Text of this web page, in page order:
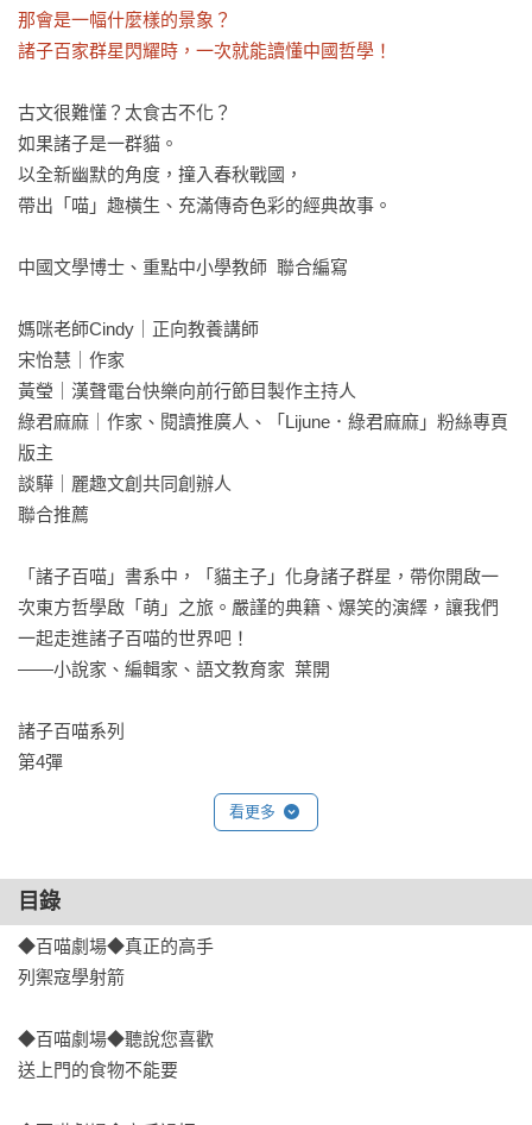
那會是一幅什麼樣的景象？
諸子百家群星閃耀時，一次就能讀懂中國哲學！
古文很難懂？太食古不化？
如果諸子是一群貓。
以全新幽默的角度，撞入春秋戰國，
帶出「喵」趣橫生、充滿傳奇色彩的經典故事。
中國文學博士、重點中小學教師  聯合編寫
媽咪老師Cindy｜正向教養講師
宋怡慧｜作家
黃瑩｜漢聲電台快樂向前行節目製作主持人
綠君麻麻｜作家、閱讀推廣人、「Lijune．綠君麻麻」粉絲專頁
版主
談驊｜麗趣文創共同創辦人
聯合推薦
「諸子百喵」書系中，「貓主子」化身諸子群星，帶你開啟一
次東方哲學啟「萌」之旅。嚴謹的典籍、爆笑的演繹，讓我們
一起走進諸子百喵的世界吧！
——小說家、編輯家、語文教育家  葉開
諸子百喵系列
第4彈
以亦莊亦諧的風格演繹大家耳熟能詳
《愚公移山》、《夸父追日》、《杞人憂天》等等的故事，
更凸顯《列子》充滿寓意 、鮮明的敘事風格，
一則則看似荒誕的故事情節，對應現實，都是生活的寫照啊。
【本系列書特色】
1.圍繞社會熱點和重點展開選題。中國傳統文化和古典典籍的學
看更多
目錄
◆百喵劇場◆真正的高手
列禦寇學射箭
◆百喵劇場◆聽說您喜歡
送上門的食物不能要